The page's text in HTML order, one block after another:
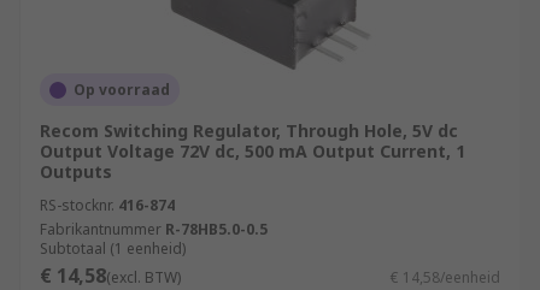
Op voorraad
Recom Switching Regulator, Through Hole, 5V dc
Output Voltage 72V dc, 500 mA Output Current, 1
Outputs
RS-stocknr. 416-874
Fabrikantnummer R-78HB5.0-0.5
Subtotaal (1 eenheid)
€ 14,58(excl. BTW) € 14,58/eenheid